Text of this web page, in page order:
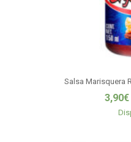
Salsa Marisquera
3,90€